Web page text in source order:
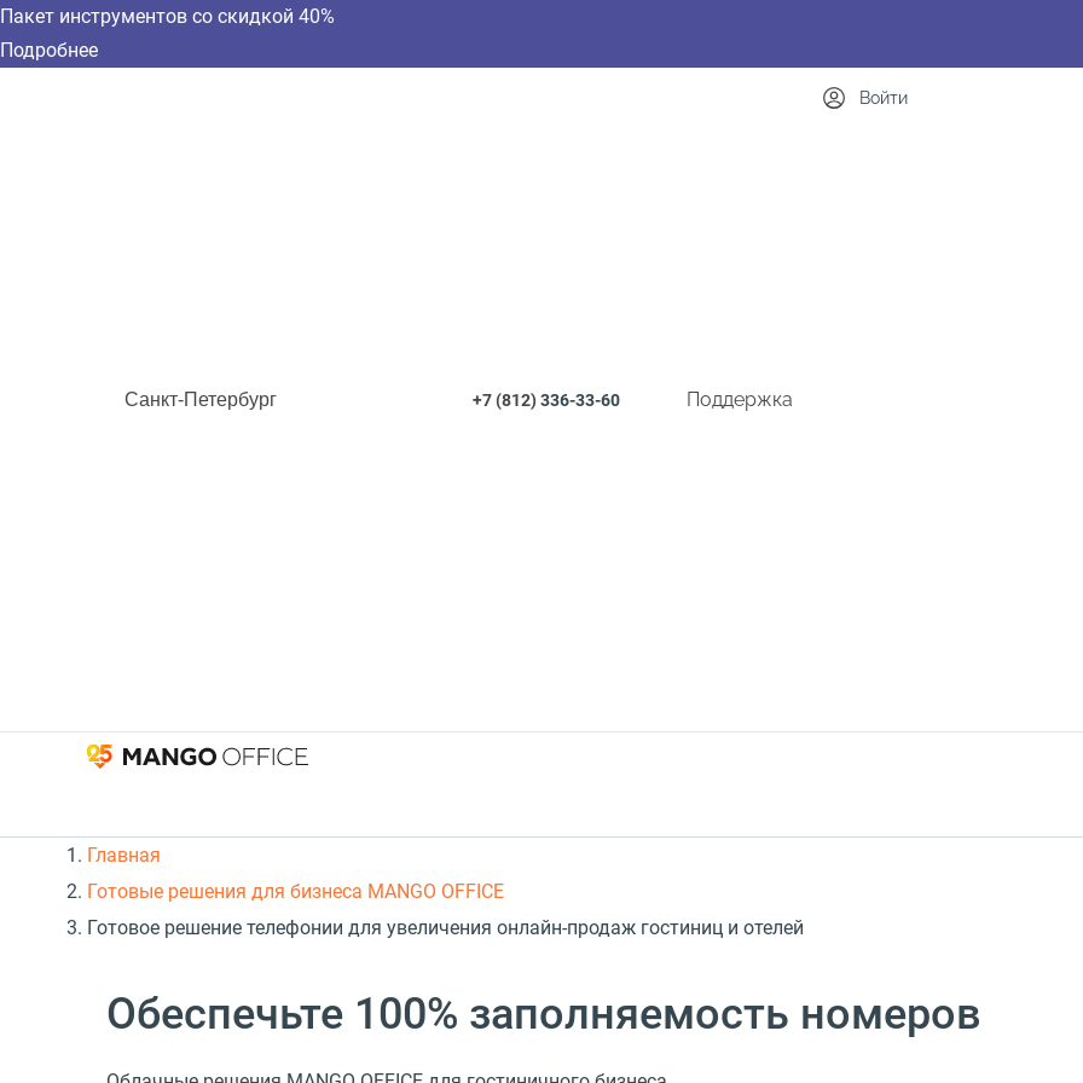
Пакет инструментов со скидкой 40%
Подробнее
Санкт-Петербург +7 (812)336-33-60 Поддержка
Войти
Главная
Готовые решения для бизнеса MANGO OFFICE
Готовое решение телефонии для увеличения онлайн-продаж гостиниц и отелей
Обеспечьте 100% заполняемость номеров